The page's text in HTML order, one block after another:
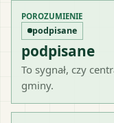
POROZUMIENIE
podpisane
podpisane
To sygnał, czy
gminy.